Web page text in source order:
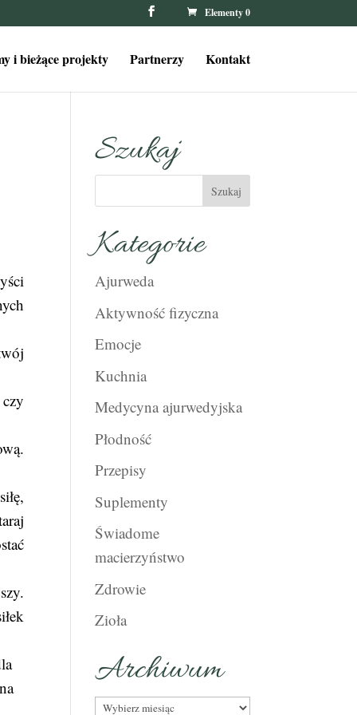
Elementy 0
i bieżące projekty Partnerzy Kontakt
Szukaj
Kategorie
Ajurweda
Aktywność fizyczna
Emocje
Kuchnia
Medycyna ajurwedyjska
Płodność
Przepisy
Suplementy
Świadome
macierzyństwo
Zdrowie
Zioła
Archiwum
Archiwum